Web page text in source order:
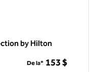
by Hilton
De la* 153 $